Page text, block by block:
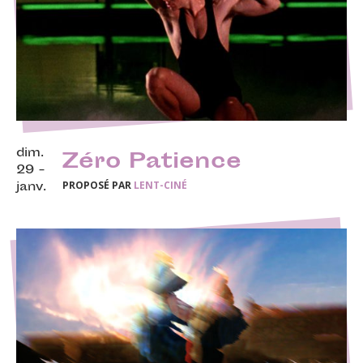
dim.
29 -
janv.
Zéro Patience
PROPOSÉ PAR LENT-CINÉ